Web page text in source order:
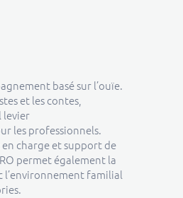
basé sur l’ouïe.
et les contes,
levier
les professionnels.
charge et support de
permet également la
l’environnement familial